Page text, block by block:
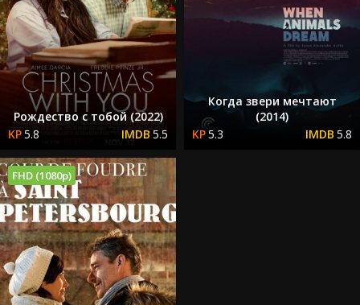
Рождество с тобой (2022)
5.8
5.5
Когда звери мечтают
(2014)
5.3
5.8
FHD (1080p)